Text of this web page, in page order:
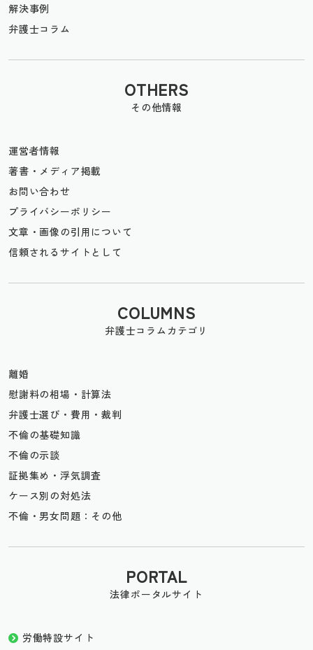
解決事例
弁護士コラム
OTHERS
その他情報
運営者情報
著書・メディア掲載
お問い合わせ
プライバシーポリシー
文章・画像の引用について
信頼されるサイトとして
COLUMNS
弁護士コラムカテゴリ
離婚
慰謝料の相場・計算法
弁護士選び・費用・裁判
不倫の基礎知識
不倫の示談
証拠集め・浮気調査
ケース別の対処法
不倫・男女問題：その他
PORTAL
法律ポータルサイト
労働特設サイト